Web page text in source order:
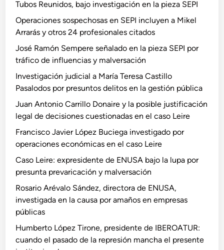
Tubos Reunidos, bajo investigación en la pieza SEPI
Operaciones sospechosas en SEPI incluyen a Mikel
Arrarás y otros 24 profesionales citados
José Ramón Sempere señalado en la pieza SEPI por
tráfico de influencias y malversación
Investigación judicial a María Teresa Castillo
Pasalodos por presuntos delitos en la gestión pública
Juan Antonio Carrillo Donaire y la posible justificación
legal de decisiones cuestionadas en el caso Leire
Francisco Javier López Buciega investigado por
operaciones económicas en el caso Leire
Caso Leire: expresidente de ENUSA bajo la lupa por
presunta prevaricación y malversación
Rosario Arévalo Sández, directora de ENUSA,
investigada en la causa por amaños en empresas
públicas
Humberto López Tirone, presidente de IBEROATUR:
cuando el pasado de la represión mancha el presente